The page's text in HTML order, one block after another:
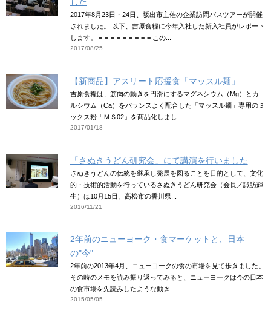
2017年8月23日・24日、坂出市主催の企業訪問バスツアーが開催
されました。 以下、吉原食糧に今年入社した新入社員がレポート
します。 =-=-=-=-=-=-=-=-= この...
2017/08/25
【新商品】アスリート応援食「マッスル麺」
吉原食糧は、筋肉の動きを円滑にするマグネシウム（Mg）とカ
ルシウム（Ca）をバランスよく配合した「マッスル麺」専用のミ
ックス粉「ＭＳ02」を商品化しまし...
2017/01/18
「さぬきうどん研究会」にて講演を行いました
さぬきうどんの伝統を継承し発展を図ることを目的として、文化
的・技術的活動を行っているさぬきうどん研究会（会長／諏訪輝
生）は10月15日、高松市の香川県...
2016/11/21
2年前のニューヨーク・食マーケットと、日本
の"今"
2年前の2013年4月、ニューヨークの食の市場を見て歩きました。
その時のメモを読み振り返ってみると、ニューヨークは今の日本
の食市場を先読みしたような動き...
2015/05/05